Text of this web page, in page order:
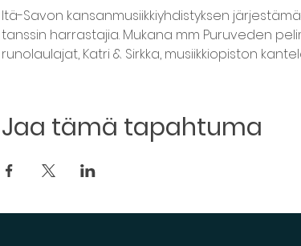
Itä-Savon kansanmusiikkiyhdistyksen
tanssin harrastajia. Mukana mm Puruveden
runolaulajat, Katri & Sirkka, musiikkiopiston
Jaa tämä tapahtuma